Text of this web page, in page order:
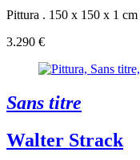
Pittura . 150 x 150 x 1 cm
3.290 €
Sans titre
Walter Strack